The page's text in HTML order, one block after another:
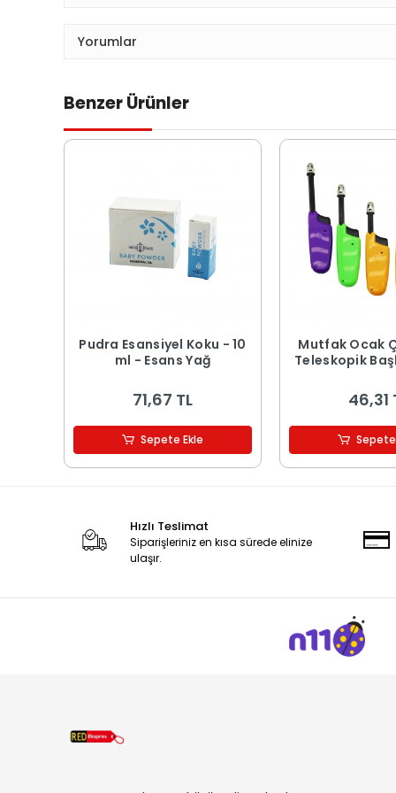
Yorumlar
Benzer Ürünler
Pudra Esansiyel Koku - 10
ml - Esans Yağ
71,67 TL
Sepete Ekle
Mutfak Ocak
Teleskopik
46,31
Hızlı Teslimat
Siparişleriniz en kısa sürede elinize
ulaşır.